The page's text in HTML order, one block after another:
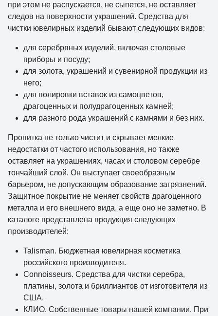
при этом не распускается, не сыпется, не оставляет
следов на поверхности украшений. Средства для
чистки ювелирных изделий бывают следующих видов:
для серебряных изделий, включая столовые
приборы и посуду;
для золота, украшений и сувенирной продукции из
него;
для полировки вставок из самоцветов,
драгоценных и полудрагоценных камней;
для разного рода украшений с камнями и без них.
Пропитка не только чистит и скрывает мелкие
недостатки от частого использования, но также
оставляет на украшениях, часах и столовом серебре
тончайший слой. Он выступает своеобразным
барьером, не допускающим образование загрязнений.
Защитное покрытие не меняет свойств драгоценного
металла и его внешнего вида, а еще оно не заметно. В
каталоге представлена продукция следующих
производителей:
Talisman. Бюджетная ювелирная косметика
российского производителя.
Connoisseurs. Средства для чистки серебра,
платины, золота и бриллиантов от изготовителя из
США.
КЛИО. Собственные товары нашей компании. При